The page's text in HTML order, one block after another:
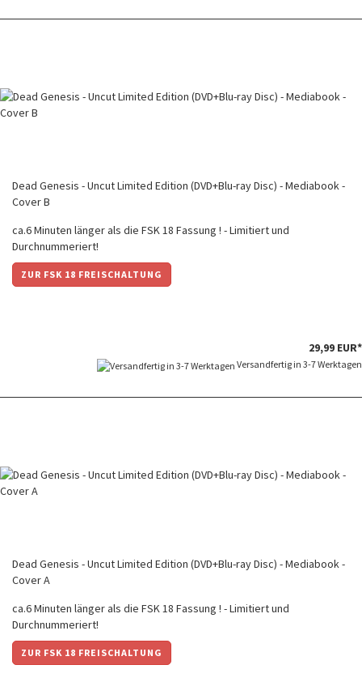
Dead Genesis - Uncut Limited Edition (DVD+Blu-ray Disc) - Mediabook -
Cover B
ca.6 Minuten länger als die FSK 18 Fassung ! - Limitiert und
Durchnummeriert!
ZUR FSK 18 FREISCHALTUNG
29,99 EUR*
Versandfertig in 3-7 Werktagen
Dead Genesis - Uncut Limited Edition (DVD+Blu-ray Disc) - Mediabook -
Cover A
ca.6 Minuten länger als die FSK 18 Fassung ! - Limitiert und
Durchnummeriert!
ZUR FSK 18 FREISCHALTUNG